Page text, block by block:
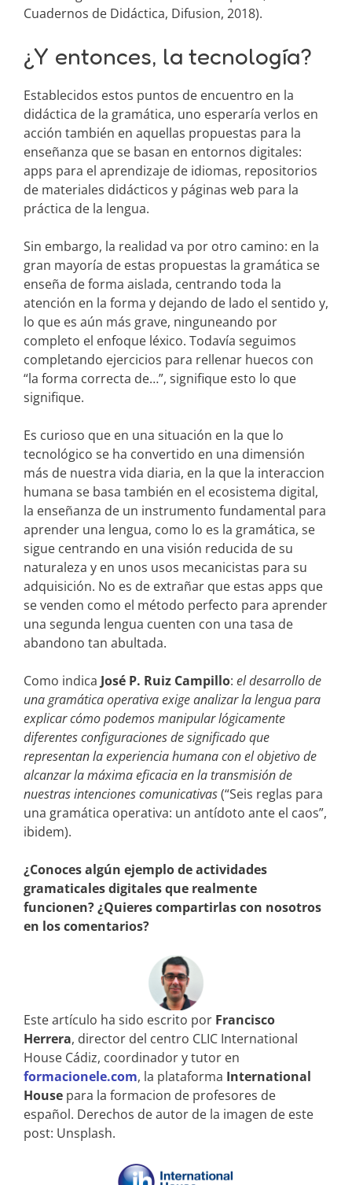
Cuadernos de Didáctica, Difusion, 2018).
¿Y entonces, la tecnología?
Establecidos estos puntos de encuentro en la
didáctica de la gramática, uno esperaría verlos en
acción también en aquellas propuestas para la
enseñanza que se basan en entornos digitales:
apps para el aprendizaje de idiomas, repositorios
de materiales didácticos y páginas web para la
práctica de la lengua.
Sin embargo, la realidad va por otro camino: en la
gran mayoría de estas propuestas la gramática se
enseña de forma aislada, centrando toda la
atención en la forma y dejando de lado el sentido y,
lo que es aún más grave, ninguneando por
completo el enfoque léxico. Todavía seguimos
completando ejercicios para rellenar huecos con
“la forma correcta de…”, signifique esto lo que
signifique.
Es curioso que en una situación en la que lo
tecnológico se ha convertido en una dimensión
más de nuestra vida diaria, en la que la interaccion
humana se basa también en el ecosistema digital,
la enseñanza de un instrumento fundamental para
aprender una lengua, como lo es la gramática, se
sigue centrando en una visión reducida de su
naturaleza y en unos usos mecanicistas para su
adquisición. No es de extrañar que estas apps que
se venden como el método perfecto para aprender
una segunda lengua cuenten con una tasa de
abandono tan abultada.
Como indica José P. Ruiz Campillo: el desarrollo de
una gramática operativa exige analizar la lengua para
explicar cómo podemos manipular lógicamente
diferentes configuraciones de significado que
representan la experiencia humana con el objetivo de
alcanzar la máxima eficacia en la transmisión de
nuestras intenciones comunicativas(“Seis reglas para
una gramática operativa: un antídoto ante el caos”,
ibidem).
¿Conoces algún ejemplo de actividades
gramaticales digitales que realmente
funcionen? ¿Quieres compartirlas con nosotros
en los comentarios?
Este artículo ha sido escrito por Francisco
Herrera, director del centro CLIC International
House Cádiz, coordinador y tutor en
formacionele.com, la plataforma International
House para la formacion de profesores de
español. Derechos de autor de la imagen de este
post: Unsplash.